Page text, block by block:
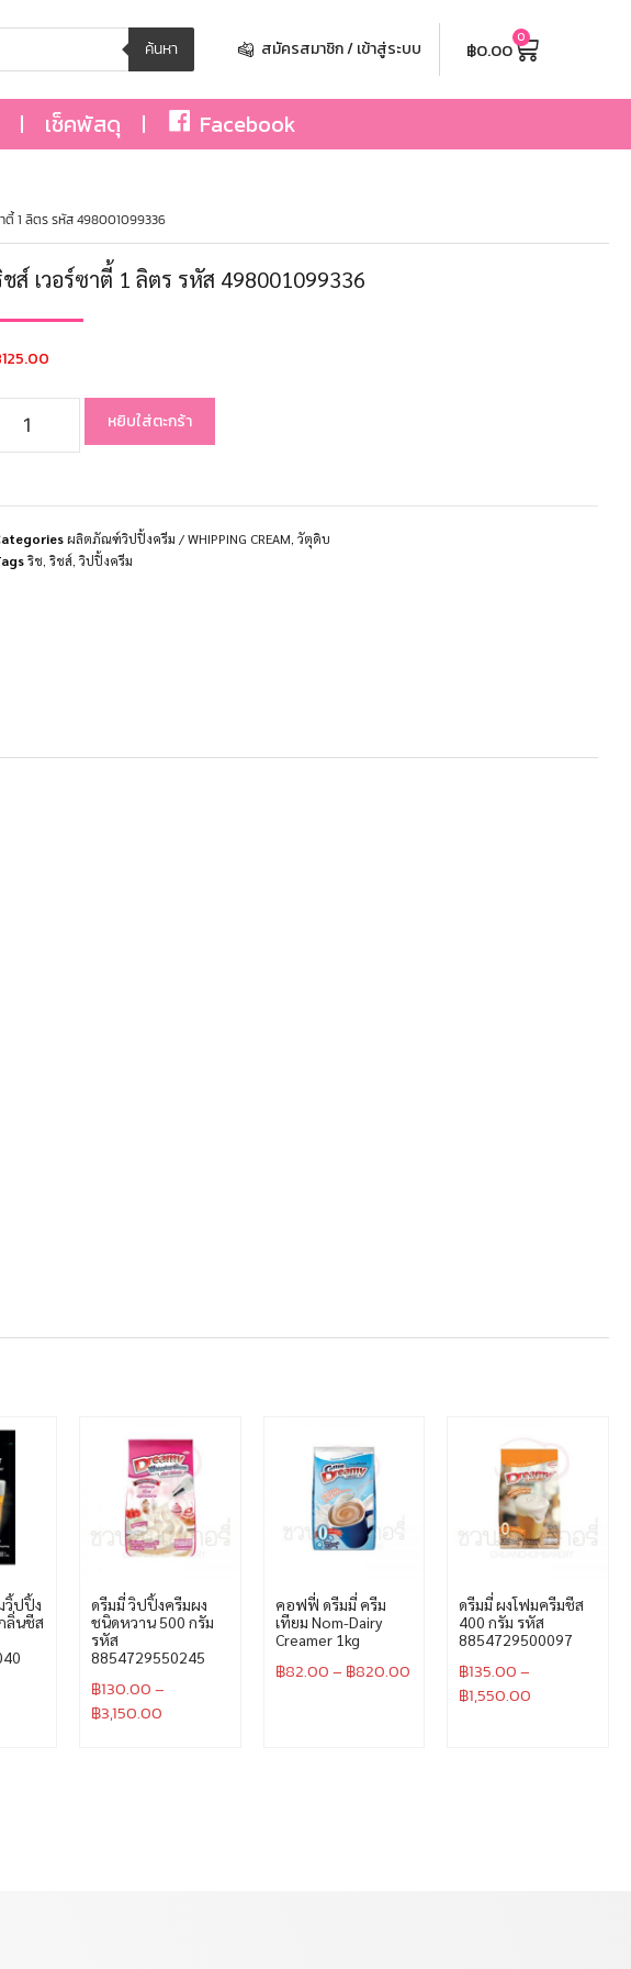
ค้นหา สมัครสมาชิก / เข้าสู่ระบบ ฿0.00 0
เช็คพัสดุ Facebook
ตี้ 1 ลิตร รหัส 498001099336
ส์ เวอร์ซาตี้ 1 ลิตร รหัส 498001099336
125.00
หยิบใส่ตะกร้า
ผลิตภัณฑ์วิปปิ้งครีม / WHIPPING CREAM วัตุดิบ
ริช ริชส์ วิปปิ้งครีม
วิ้ปปิ้ง
ลิ่นชีส
ดรีมมี่ วิปปิ้งครีมผง
ชนิดหวาน 500 กรัม
รหัส
8854729550245
฿130.00–
฿3,150.00
คอฟฟี่ ดรีมมี่ ครีม
เทียม Nom-Dairy
Creamer 1kg
฿82.00– ฿820.00
ดรีมมี่ ผงโฟมครีมชีส
400 กรัม รหัส
8854729500097
฿135.00–
฿1,550.00